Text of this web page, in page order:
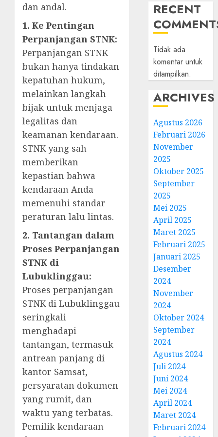
dan andal.
1. Ke Pentingan
Perpanjangan STNK:
Perpanjangan STNK
bukan hanya tindakan
kepatuhan hukum,
melainkan langkah
bijak untuk menjaga
legalitas dan
keamanan kendaraan.
STNK yang sah
memberikan
kepastian bahwa
kendaraan Anda
memenuhi standar
peraturan lalu lintas.
2. Tantangan dalam
Proses Perpanjangan
STNK di
Lubuklinggau:
Proses perpanjangan
STNK di Lubuklinggau
seringkali
menghadapi
tantangan, termasuk
antrean panjang di
kantor Samsat,
persyaratan dokumen
yang rumit, dan
waktu yang terbatas.
Pemilik kendaraan
RECENT
Tidak ada
komentar untuk
ditampilkan.
ARCHIVES
Agustus 2026
Februari 2026
November
2025
Oktober 2025
September
2025
Mei 2025
April 2025
Maret 2025
Februari 2025
Januari 2025
Desember
2024
November
2024
Oktober 2024
September
2024
Agustus 2024
Juli 2024
Juni 2024
Mei 2024
April 2024
Maret 2024
Februari 2024